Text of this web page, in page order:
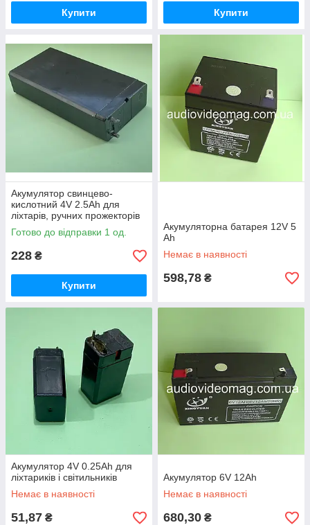
Купити Купити
Акумулятор свинцево-
кислотний 4V 2.5Ah для
ліхтарів, ручних прожекторів
та аварійних
світильників,100х50х22 мм
Готово до відправки 1 од.
228 ₴
Купити
Акумуляторна батарея 12V 5
Ah
Немає в наявності
598,78 ₴
Акумулятор 4V 0.25Ah для
ліхтариків і світильників
Немає в наявності
51,87 ₴
Акумулятор 6V 12Ah
Немає в наявності
680,30 ₴